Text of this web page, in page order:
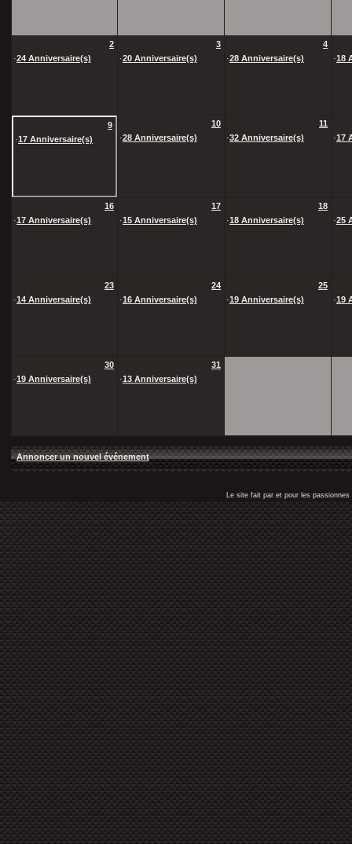
2
·24 Anniversaire(s)
3
·20 Anniversaire(s)
4
·28 Anniversaire(s) ·18
9
·17 Anniversaire(s)
10
·28 Anniversaire(s)
11
·32 Anniversaire(s) ·17
16
·17 Anniversaire(s)
17
·15 Anniversaire(s)
18
·18 Anniversaire(s) ·25
23
·14 Anniversaire(s)
24
·16 Anniversaire(s)
25
·19 Anniversaire(s) ·19
30
·19 Anniversaire(s)
31
·13 Anniversaire(s)
Annoncer un nouvel événement
Le site fait par et pour les